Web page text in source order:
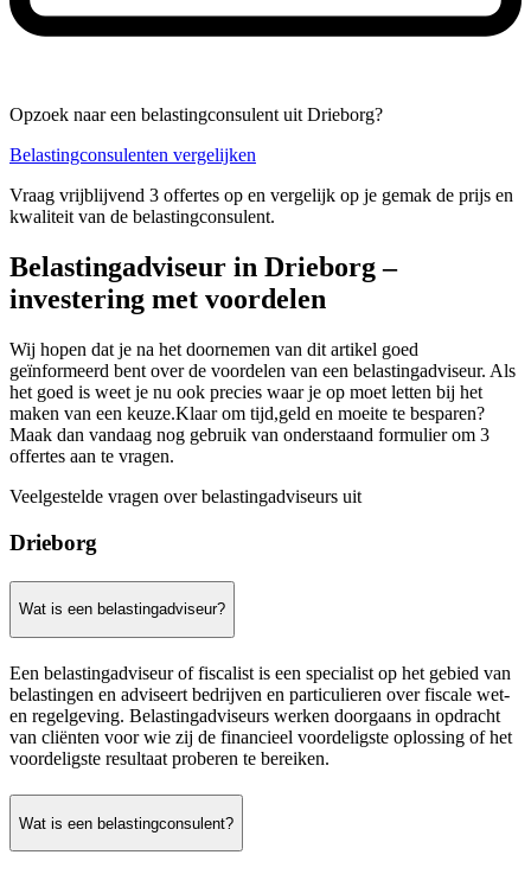
Opzoek naar een belastingconsulent uit Drieborg?
Belastingconsulenten vergelijken
Vraag vrijblijvend 3 offertes op en vergelijk op je gemak de prijs en
kwaliteit van de belastingconsulent.
Belastingadviseur in Drieborg –
investering met voordelen
Wij hopen dat je na het doornemen van dit artikel goed
geïnformeerd bent over de voordelen van een belastingadviseur. Als
het goed is weet je nu ook precies waar je op moet letten bij het
maken van een keuze.Klaar om tijd,geld en moeite te besparen?
Maak dan vandaag nog gebruik van onderstaand formulier om 3
offertes aan te vragen.
Veelgestelde vragen over belastingadviseurs uit
Drieborg
Wat is een belastingadviseur?
Een belastingadviseur of fiscalist is een specialist op het gebied van
belastingen en adviseert bedrijven en particulieren over fiscale wet-
en regelgeving. Belastingadviseurs werken doorgaans in opdracht
van cliënten voor wie zij de financieel voordeligste oplossing of het
voordeligste resultaat proberen te bereiken.
Wat is een belastingconsulent?